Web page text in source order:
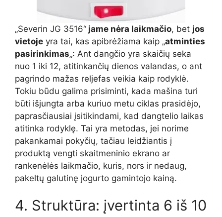
„Severin JG 3516“ jame nėra laikmačio, bet jos
vietoje yra tai, kas apibrėžiama kaip „atminties
pasirinkimas„: Ant dangčio yra skaičių seka
nuo 1 iki 12, atitinkančių dienos valandas, o ant
pagrindo mažas reljefas veikia kaip rodyklė.
Tokiu būdu galima prisiminti, kada mašina turi
būti išjungta arba kuriuo metu ciklas prasidėjo,
paprasčiausiai įsitikindami, kad dangtelio laikas
atitinka rodyklę. Tai yra metodas, jei norime
pakankamai pokyčių, tačiau leidžiantis į
produktą vengti skaitmeninio ekrano ar
rankenėlės laikmačio, kuris, nors ir nedaug,
pakeltų galutinę jogurto gamintojo kainą.
4. Struktūra: įvertinta 6 iš 10